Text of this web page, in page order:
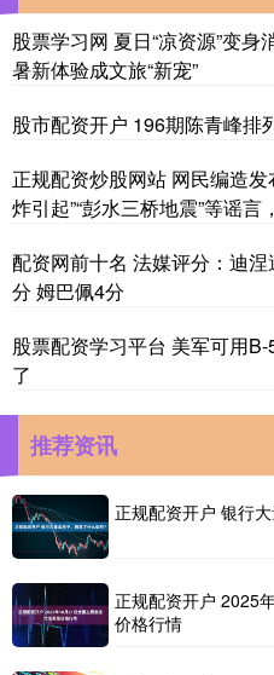
股票学习网 夏日“凉资源”变身
暑新体验成文旅“新宠”
股市配资开户 196期陈青峰排
正规配资炒股网站 网民编造
炸引起”“彭水三桥地震”等谣
配资网前十名 法媒评分：迪
分 姆巴佩4分
股票配资学习平台 美军可用
了
推荐资讯
正规配资开户 银行
正规配资开户 2025
价格行情